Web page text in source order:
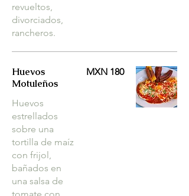
revueltos,
divorciados,
rancheros.
Huevos
Motuleños
Huevos
estrellados
sobre una
tortilla de maíz
con frijol,
bañados en
una salsa de
MXN 180